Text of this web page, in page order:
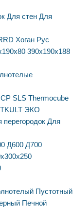
Для стен Для
Хоган Рус
390х190х188
SLS Thermocube
ЭКО
перегородок Для
Д600 Д700
Пустотный
Печной